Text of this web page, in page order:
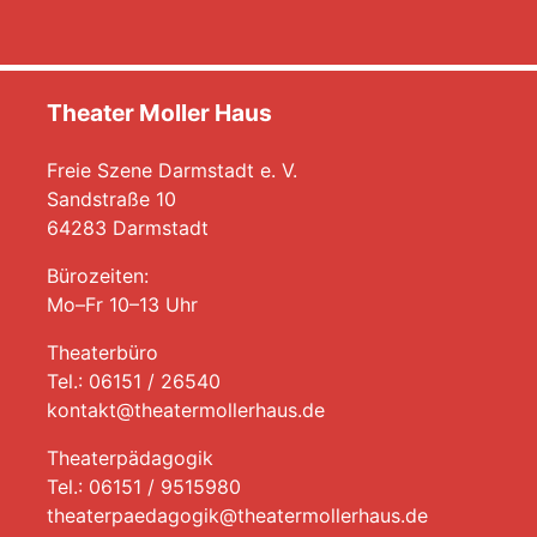
Theater Moller Haus
Freie Szene Darmstadt e. V.
Sandstraße 10
64283 Darmstadt
Bürozeiten:
Mo–Fr 10–13 Uhr
Theaterbüro
Tel.: 06151 / 26540
kontakt@theatermollerhaus.de
Theaterpädagogik
Tel.: 06151 / 9515980
theaterpaedagogik@theatermollerhaus.de